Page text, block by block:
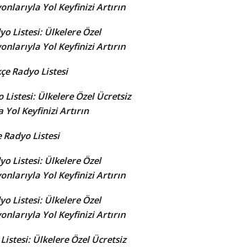
Yol Keyfinizi Artırın
Listesi: Ülkelere Özel
Yol Keyfinizi Artırın
Radyo Listesi
Listesi: Ülkelere Özel Ücretsiz
Yol Keyfinizi Artırın
Radyo Listesi
Listesi: Ülkelere Özel
Yol Keyfinizi Artırın
Listesi: Ülkelere Özel
Yol Keyfinizi Artırın
Listesi: Ülkelere Özel Ücretsiz